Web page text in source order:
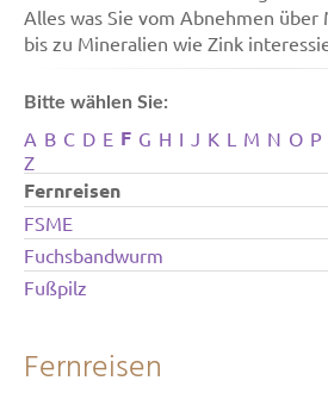
Alles was Sie vom Abnehmen über
bis zu Mineralien wie Zink
Bitte wählen Sie:
A B C D E F G H I J K L M N O P
Z
Fernreisen
FSME
Fuchsbandwurm
Fußpilz
Fernreisen